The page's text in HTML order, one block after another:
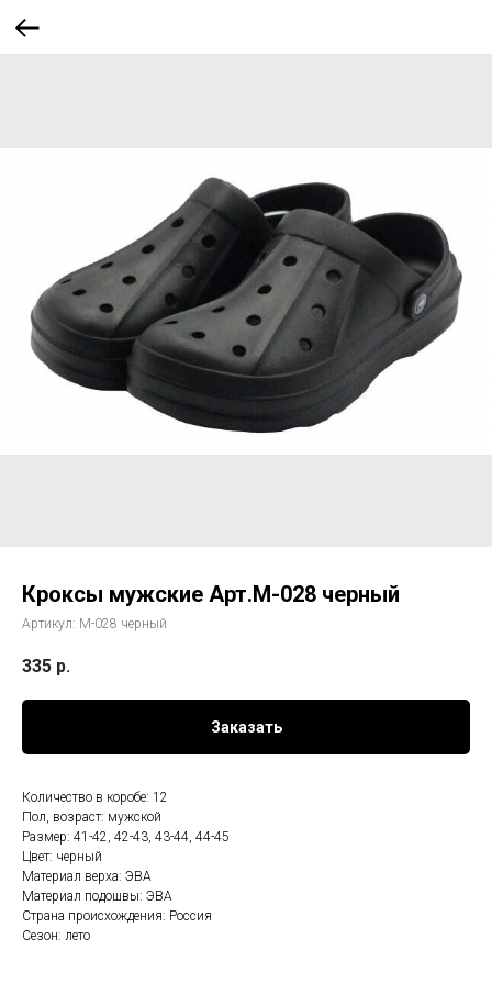
Кроксы мужские Арт.М-028 черный
Артикул: М-028 черный
335 р.
Заказать
Количество в коробе: 12
Пол, возраст: мужской
Размер: 41-42, 42-43, 43-44, 44-45
Цвет: черный
Материал верха: ЭВА
Материал подошвы: ЭВА
Страна происхождения: Россия
Сезон: лето